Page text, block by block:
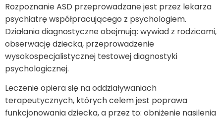
Rozpoznanie ASD przeprowadzane jest przez lekarza
psychiatrę współpracującego z psychologiem.
Działania diagnostyczne obejmują: wywiad z rodzicami,
obserwację dziecka, przeprowadzenie
wysokospecjalistycznej testowej diagnostyki
psychologicznej.
Leczenie opiera się na oddziaływaniach
terapeutycznych, których celem jest poprawa
funkcjonowania dziecka, a przez to: obniżenie nasilenia